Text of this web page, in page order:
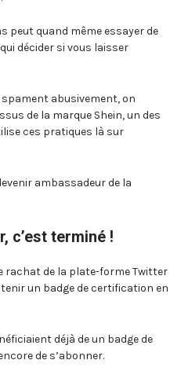
peut quand même essayer de
décider si vous laisser
abusivement, on
de la marque Shein, un des
ces pratiques là sur
ambassadeur de la
c’est terminé !
rachat de la plate-forme Twitter
un badge de certification en
déjà de un badge de
de s’abonner.